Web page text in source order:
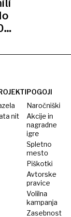
nit
POGOJI
Naročniški
Akcije in
nagradne
igre
Spletno
mesto
Piškotki
Avtorske
pravice
Volilna
kampanja
Zasebnost